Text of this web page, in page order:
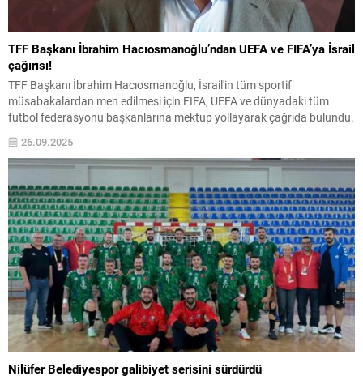
TFF Başkanı İbrahim Hacıosmanoğlu’ndan UEFA ve FIFA’ya İsrail
çağırısı!
TFF Başkanı İbrahim Hacıosmanoğlu, İsrail'in tüm sportif
müsabakalardan men edilmesi için FIFA, UEFA ve dünyadaki tüm
futbol federasyonu başkanlarına mektup yollayarak çağrıda bulundu.
26.09.2025
Nilüfer Belediyespor galibiyet serisini sürdürdü